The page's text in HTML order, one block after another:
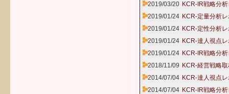
2019/03/20 KCR-IR戦略分
2019/01/24 KCR-定量分析
2019/01/24 KCR-定性分析
2019/01/24 KCR-達人視点
2019/01/24 KCR-IR戦略分
2018/11/09 KCR-経営戦略
2014/07/04 KCR-達人視点
2014/07/04 KCR-IR戦略分